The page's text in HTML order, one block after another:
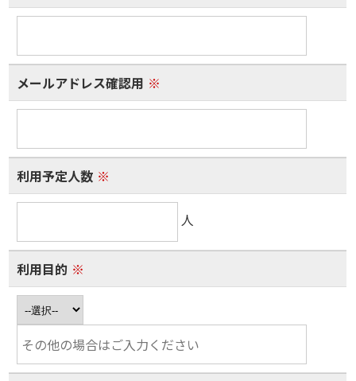
メールアドレス確認用 ※
利用予定人数 ※
人
利用目的 ※